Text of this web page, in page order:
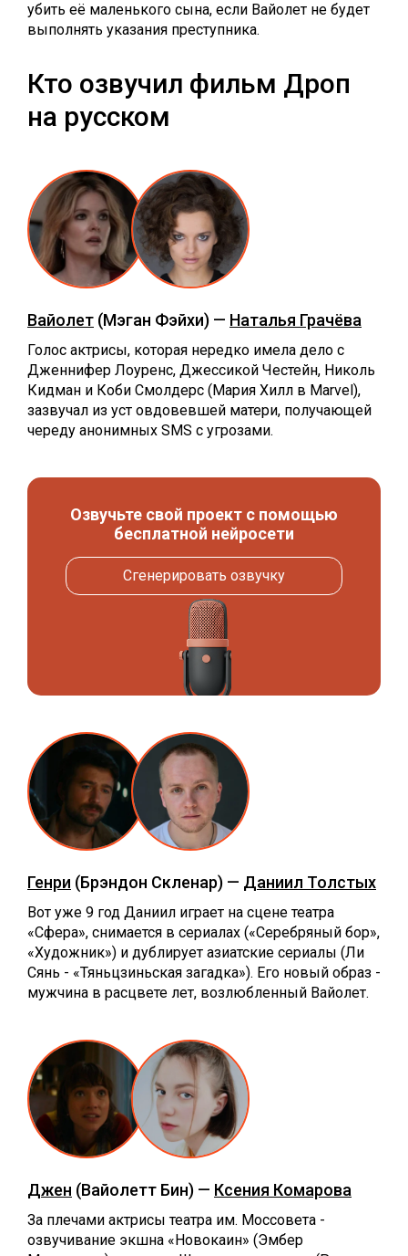
убить её маленького сына, если Вайолет не будет
выполнять указания преступника.
Кто озвучил фильм Дроп
на русском
Вайолет (Мэган Фэйхи) — Наталья Грачёва
Голос актрисы, которая нередко имела дело с
Дженнифер Лоуренс, Джессикой Честейн, Николь
Кидман и Коби Смолдерс (Мария Хилл в Marvel),
зазвучал из уст овдовевшей матери, получающей
череду анонимных SMS с угрозами.
Озвучьте свой проект с помощью
бесплатной нейросети
Сгенерировать озвучку
Генри (Брэндон Скленар) — Даниил Толстых
Вот уже 9 год Даниил играет на сцене театра
«Сфера», снимается в сериалах («Серебряный бор»,
«Художник») и дублирует азиатские сериалы (Ли
Сянь - «Тяньцзиньская загадка»). Его новый образ -
мужчина в расцвете лет, возлюбленный Вайолет.
Джен (Вайолетт Бин) — Ксения Комарова
За плечами актрисы театра им. Моссовета -
озвучивание экшна «Новокаин» (Эмбер